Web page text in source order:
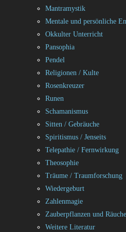
Mantramystik
Mentale und persönliche
Okkulter Unterricht
Pansophia
Pendel
Religionen / Kulte
Rosenkreuzer
Runen
Schamanismus
Sitten / Gebräuche
Spiritismus / Jenseits
Telepathie / Fernwirkung
Theosophie
Träume / Traumforschung
Wiedergeburt
Zahlenmagie
Zauberpflanzen und
Weitere Literatur